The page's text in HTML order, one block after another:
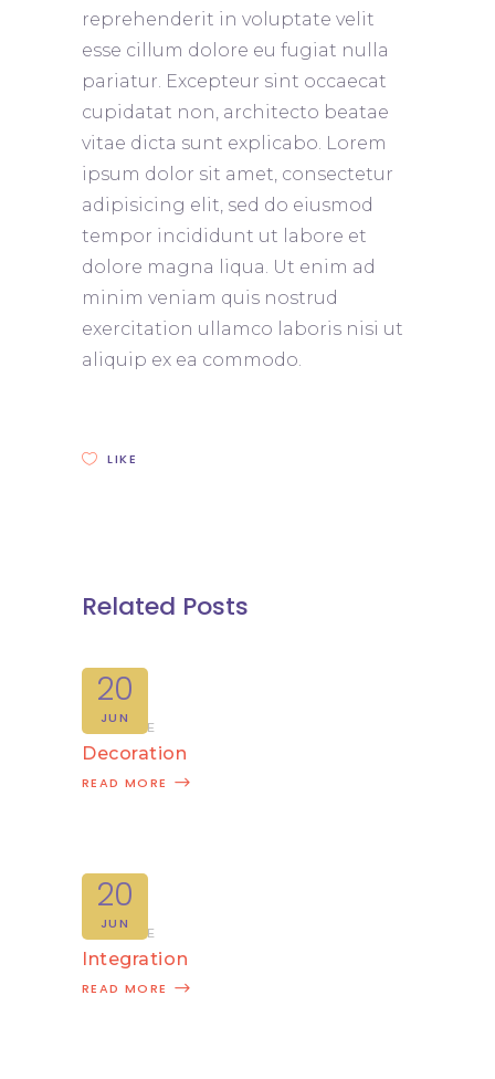
reprehenderit in voluptate velit
esse cillum dolore eu fugiat nulla
pariatur. Excepteur sint occaecat
cupidatat non, architecto beatae
vitae dicta sunt explicabo. Lorem
ipsum dolor sit amet, consectetur
adipisicing elit, sed do eiusmod
tempor incididunt ut labore et
dolore magna liqua. Ut enim ad
minim veniam quis nostrud
exercitation ullamco laboris nisi ut
aliquip ex ea commodo.
LIKE
Related Posts
20
JUN
CREATIVE
Decoration
READ MORE
20
JUN
CREATIVE
Integration
READ MORE